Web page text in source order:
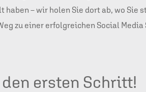
haben – wir holen Sie dort ab, wo Sie
zu einer erfolgreichen Social
den ersten Schritt!